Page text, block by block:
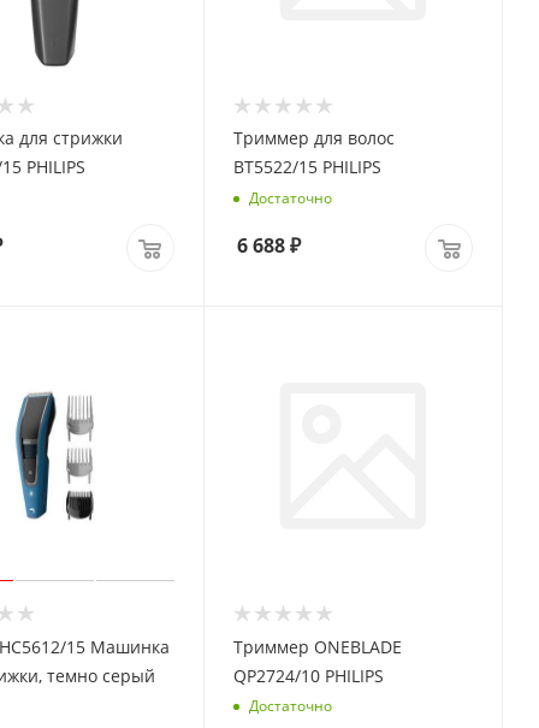
для стрижки
PHILIPS
Триммер для волос
BT5522/15 PHILIPS
Достаточно
6 688₽
15 Машинка
темно серый
Триммер ONEBLADE
QP2724/10 PHILIPS
Достаточно